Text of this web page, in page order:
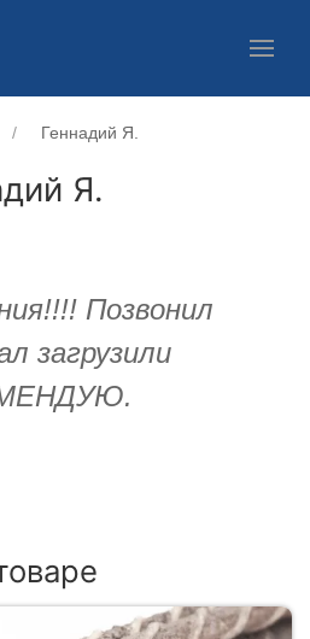
Геннадий Я.
Я.
Позвонил
загрузили